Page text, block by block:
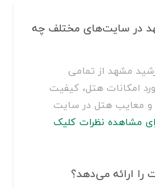
در سایت‌های مختلف چه
مشهد از تمامی
امکانات هتل، کیفیت
و معایب هتل در سایت
مشاهده نظرات کلیک
را ارائه می‌دهد؟